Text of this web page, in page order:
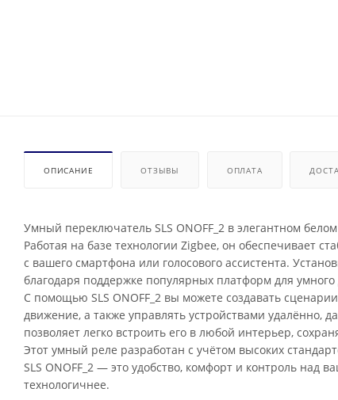
ОПИСАНИЕ ОТЗЫВЫ ОПЛАТА
Умный переключатель SLS ONOFF_2 в элегантном
Работая на базе технологии Zigbee, он обеспечивает
с вашего смартфона или голосового ассистента.
благодаря поддержке популярных платформ для умного
С помощью SLS ONOFF_2 вы можете создавать
движение, а также управлять устройствами удалённо,
позволяет легко встроить его в любой интерьер,
Этот умный реле разработан с учётом высоких
SLS ONOFF_2 — это удобство, комфорт и контроль
технологичнее.